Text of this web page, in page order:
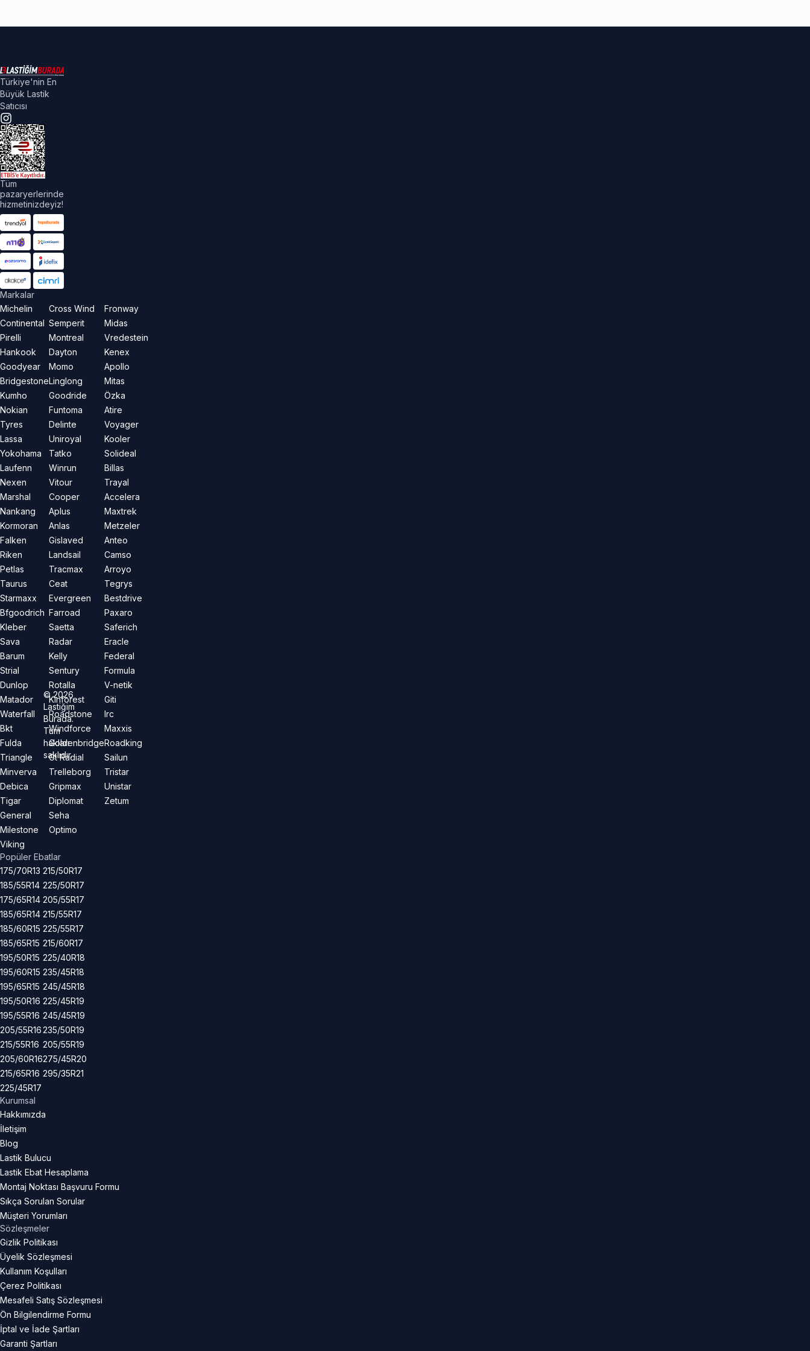
Türkiye'nin En
Büyük Lastik
Satıcısı
Tüm
pazaryerlerinde
hizmetinizdeyiz!
Markalar
Michelin
Continental
Pirelli
Hankook
Goodyear
Bridgestone
Kumho
Nokian
Tyres
Lassa
Yokohama
Laufenn
Nexen
Marshal
Nankang
Kormoran
Falken
Riken
Petlas
Taurus
Starmaxx
Bfgoodrich
Kleber
Sava
Barum
Strial
Dunlop
Matador
Waterfall
Bkt
Fulda
Triangle
Minverva
Debica
Tigar
General
Milestone
Viking
Cross Wind
Semperit
Montreal
Dayton
Momo
Linglong
Goodride
Funtoma
Delinte
Uniroyal
Tatko
Winrun
Vitour
Cooper
Aplus
Anlas
Gislaved
Landsail
Tracmax
Ceat
Evergreen
Farroad
Saetta
Radar
Kelly
Sentury
Rotalla
Kinforest
Roadstone
Windforce
Goldenbridge
Gt Radial
Trelleborg
Gripmax
Diplomat
Seha
Optimo
Fronway
Midas
Vredestein
Kenex
Apollo
Mitas
Özka
Atire
Voyager
Kooler
Solideal
Billas
Trayal
Accelera
Maxtrek
Metzeler
Anteo
Camso
Arroyo
Tegrys
Bestdrive
Paxaro
Saferich
Eracle
Federal
Formula
V-netik
Giti
Irc
Maxxis
Roadking
Sailun
Tristar
Unistar
Zetum
Popüler Ebatlar
175/70R13
185/55R14
175/65R14
185/65R14
185/60R15
185/65R15
195/50R15
195/60R15
195/65R15
195/50R16
195/55R16
205/55R16
215/55R16
205/60R16
215/65R16
225/45R17
215/50R17
225/50R17
205/55R17
215/55R17
225/55R17
215/60R17
225/40R18
235/45R18
245/45R18
225/45R19
245/45R19
235/50R19
205/55R19
275/45R20
295/35R21
Kurumsal
Hakkımızda
İletişim
Blog
Lastik Bulucu
Lastik Ebat Hesaplama
Montaj Noktası Başvuru Formu
Sıkça Sorulan Sorular
Müşteri Yorumları
Sözleşmeler
Gizlik Politikası
Üyelik Sözleşmesi
Kullanım Koşulları
Çerez Politikası
Mesafeli Satış Sözleşmesi
Ön Bilgilendirme Formu
İptal ve İade Şartları
Garanti Şartları
©2026
Lastiğim
Burada.
Tüm
hakları
saklıdır.